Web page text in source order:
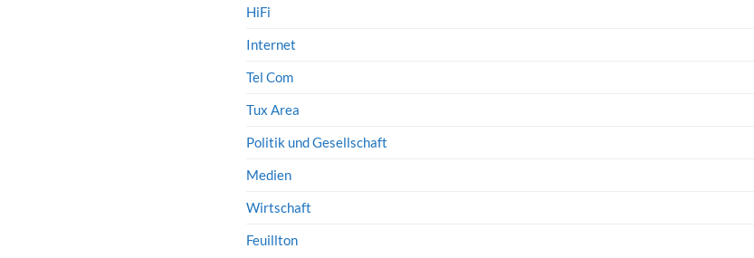
HiFi
Internet
Tel Com
Tux Area
Politik und Gesellschaft
Medien
Wirtschaft
Feuillton